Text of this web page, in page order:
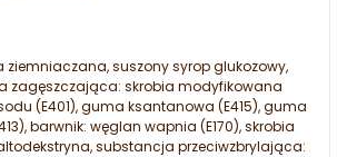
ziemniaczana, suszony syrop glukozowy,
zagęszczająca: skrobia modyfikowana
(E401), guma ksantanowa (E415), guma
barwnik: węglan wapnia (E170), skrobia
substancja przeciwzbrylająca: